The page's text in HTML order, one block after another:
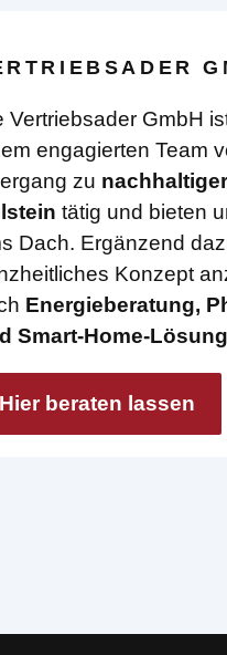
Vertriebsader GmbH
engagierten Team
zu
tätig und bieten
Dach. Ergänzend
Konzept
Energieberatung,
Smart-Home-
Hier beraten lassen